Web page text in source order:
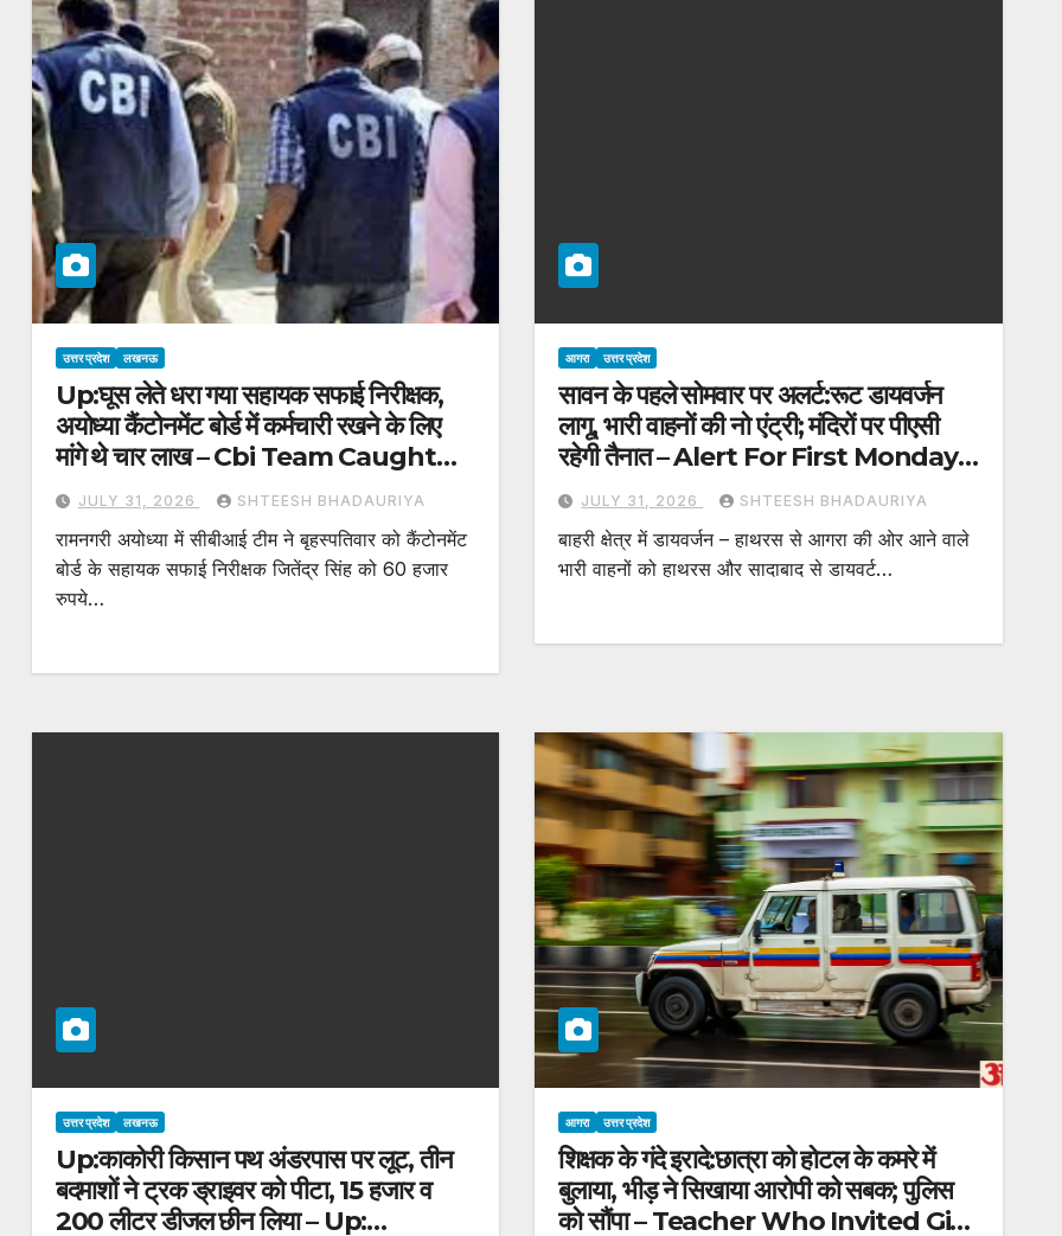
उत्तर प्रदेश लखनऊ
Up:घूस लेते धरा गया सहायक सफाई निरीक्षक,
अयोध्या कैंटोनमेंट बोर्ड में कर्मचारी रखने के लिए
मांगे थे चार लाख – Cbi Team Caught
Assistant Sanitation Inspector
Jitendra Singh Red-handed
While Accepting Bribe In
Ayodhya
JULY 31, 2026 SHTEESH BHADAURIYA
रामनगरी अयोध्या में सीबीआई टीम ने बृहस्पतिवार को कैंटोनमेंट
बोर्ड के सहायक सफाई निरीक्षक जितेंद्र सिंह को 60 हजार
रुपये…
आगरा उत्तर प्रदेश
सावन के पहले सोमवार पर अलर्ट:रूट डायवर्जन
लागू, भारी वाहनों की नो एंट्री; मंदिरों पर पीएसी
रहेगी तैनात – Alert For First Monday
Of Sawan Traffic Diversions To
Be Implemented
JULY 31, 2026 SHTEESH BHADAURIYA
बाहरी क्षेत्र में डायवर्जन – हाथरस से आगरा की ओर आने वाले
भारी वाहनों को हाथरस और सादाबाद से डायवर्ट…
उत्तर प्रदेश लखनऊ
Up:काकोरी किसान पथ अंडरपास पर लूट, तीन
बदमाशों ने ट्रक ड्राइवर को पीटा, 15 हजार व
200 लीटर डीजल छीन लिया – Up:
आगरा उत्तर प्रदेश
शिक्षक के गंदे इरादे:छात्रा को होटल के कमरे में
बुलाया, भीड़ ने सिखाया आरोपी को सबक; पुलिस
को साैंपा – Teacher Who Invited Girl